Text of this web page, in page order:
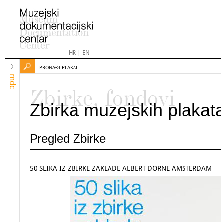
HR| EN
mdc
PRONAĐI PLAKAT
Zbirke, fondovi
Zbirka muzejskih
Pregled Zbirke
50 SLIKA IZ ZBIRKE ZAKLADE ALBERT DORNE AMSTERDAM